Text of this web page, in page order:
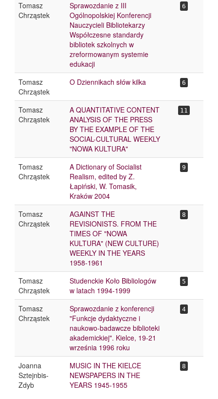
Tomasz
Chrząstek
Sprawozdanie z III
Ogólnopolskiej Konferencji
Nauczycieli Bibliotekarzy
Współczesne standardy
bibliotek szkolnych w
zreformowanym systemie
edukacji
6
Tomasz
Chrząstek
O Dziennikach słów kilka 6
Tomasz
Chrząstek
A QUANTITATIVE CONTENT
ANALYSIS OF THE PRESS
BY THE EXAMPLE OF THE
SOCIAL-CULTURAL WEEKLY
"NOWA KULTURA"
11
Tomasz
Chrząstek
A Dictionary of Socialist
Realism, edited by Z.
Łapiński, W. Tomasik,
Kraków 2004
9
Tomasz
Chrząstek
AGAINST THE
REVISIONISTS. FROM THE
TIMES OF "NOWA
KULTURA" (NEW CULTURE)
WEEKLY IN THE YEARS
1958-1961
8
Tomasz
Chrząstek
Studenckie Koło Bibliologów
w latach 1994-1999
5
Tomasz
Chrząstek
Sprawozdanie z konferencji
"Funkcje dydaktyczne i
naukowo-badawcze biblioteki
akademickiej". Kielce, 19-21
września 1996 roku
4
Joanna
Sztejnbis-
Zdyb
MUSIC IN THE KIELCE
NEWSPAPERS IN THE
YEARS 1945-1955
8